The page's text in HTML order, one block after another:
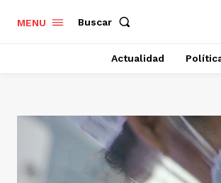
MENU Buscar
Actualidad